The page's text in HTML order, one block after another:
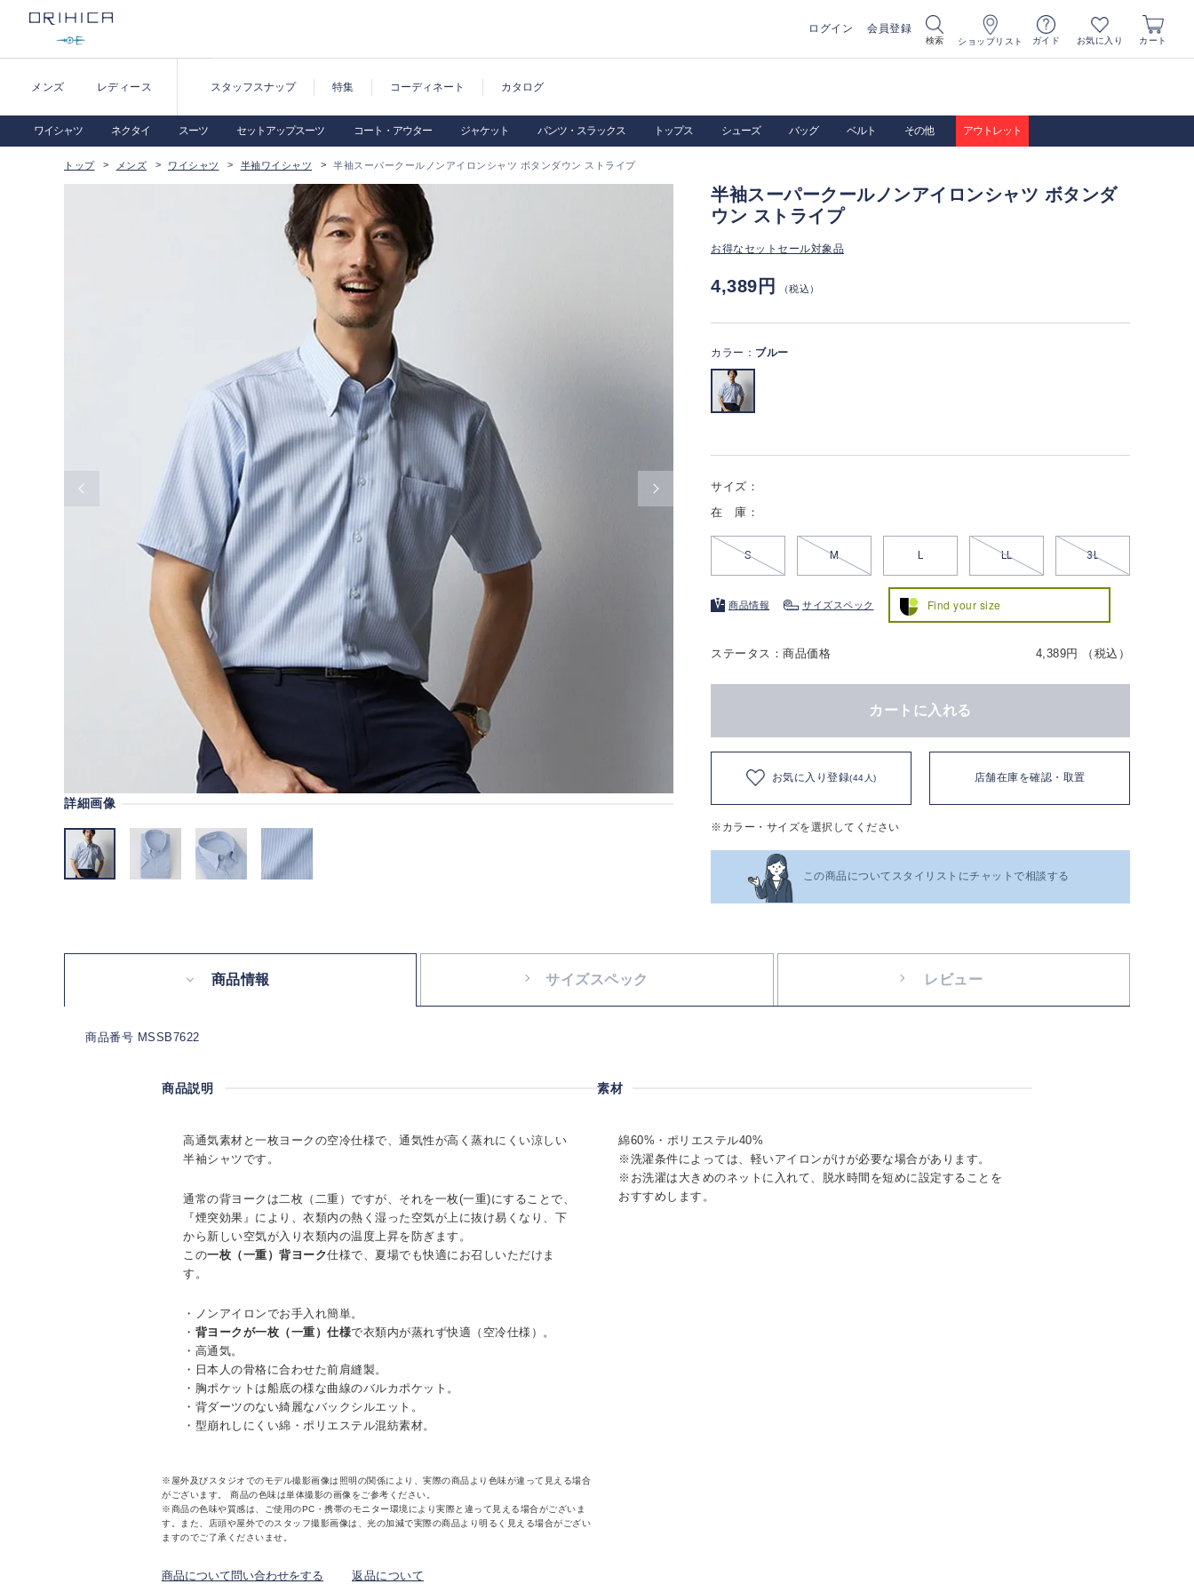
ログイン 会員登録
検索 ショップリスト ガイド お気に入り カート
メンズ レディース スタッフスナップ 特集 コーディネート カタログ
ワイシャツ ネクタイ スーツ セットアップスーツ コート・アウター ジャケット パンツ・スラックス トップス シューズ バッグ ベルト その他 アウトレット
トップ メンズ ワイシャツ 半袖ワイシャツ 半袖スーパークールノンアイロンシャツ ボタンダウン ストライプ
詳細画像
半袖スーパークールノンアイロンシャツ ボタンダ
ウン ストライプ
お得なセットセール対象品
4,389円 （税込）
カラー： ブルー
サイズ：
在 庫：
S M L LL 3L
商品情報 サイズスペック Find your size
ステータス：商品価格 4,389円 （税込）
カートに入れる
お気に入り登録(44人) 店舗在庫を確認・取置
※カラー・サイズを選択してください
この商品についてスタイリストにチャットで相談する
商品情報 サイズスペック レビュー
商品番号 MSSB7622
商品説明
高通気素材と一枚ヨークの空冷仕様で、通気性が高く蒸れにくい涼しい
半袖シャツです。
通常の背ヨークは二枚（二重）ですが、それを一枚(一重)にすることで、
『煙突効果』により、衣類内の熱く湿った空気が上に抜け易くなり、下
から新しい空気が入り衣類内の温度上昇を防ぎます。
この一枚（一重）背ヨーク仕様で、夏場でも快適にお召しいただけま
す。
・ノンアイロンでお手入れ簡単。
・ 背ヨークが一枚（一重）仕様で衣類内が蒸れず快適（空冷仕様）。
・高通気。
・日本人の骨格に合わせた前肩縫製。
・胸ポケットは船底の様な曲線のバルカポケット。
・背ダーツのない綺麗なバックシルエット。
・型崩れしにくい綿・ポリエステル混紡素材。
※屋外及びスタジオでのモデル撮影画像は照明の関係により、実際の商品より色味が違って見える場合
がございます。 商品の色味は単体撮影の画像をご参考ください。
※商品の色味や質感は、ご使用のPC・携帯のモニター環境により実際と違って見える場合がございま
す。また、店頭や屋外でのスタッフ撮影画像は、光の加減で実際の商品より明るく見える場合がござい
ますのでご了承くださいませ。
商品について問い合わせをする 返品について
素材
綿60%・ポリエステル40%
※洗濯条件によっては、軽いアイロンがけが必要な場合があります。
※お洗濯は大きめのネットに入れて、脱水時間を短めに設定することを
おすすめします。